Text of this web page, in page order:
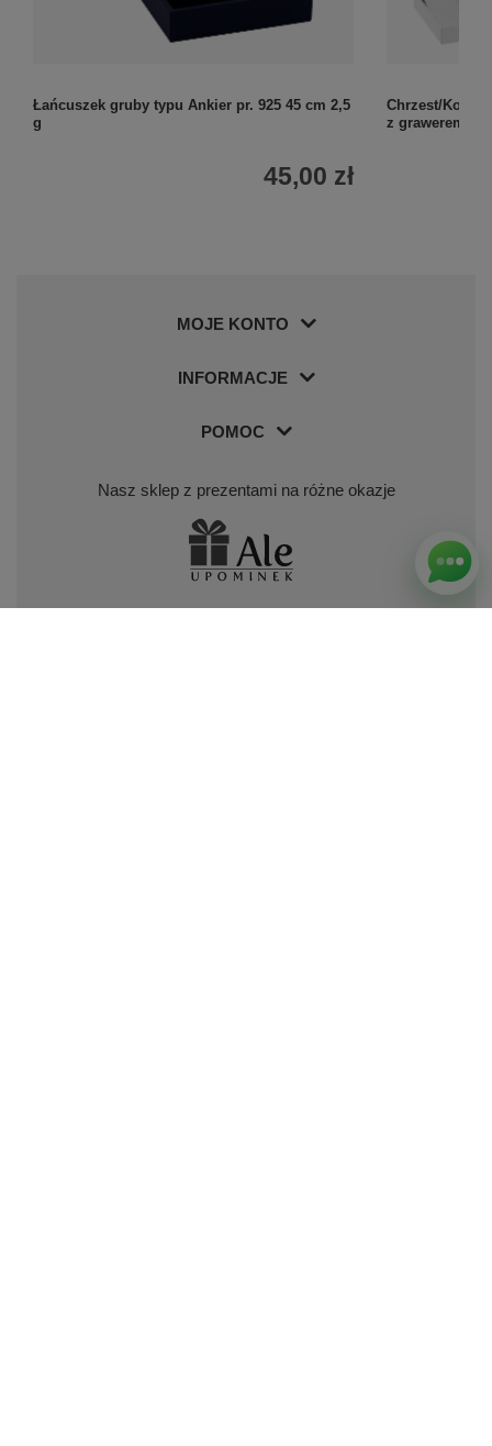
Łańcuszek gruby typu Ankier pr. 925 45 cm 2,5
g
45,00 zł
Chrzest/
z grawerem,
MOJE KONTO
INFORMACJE
POMOC
Nasz sklep z prezentami na różne okazje